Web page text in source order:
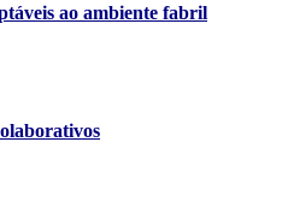
ao ambiente fabril